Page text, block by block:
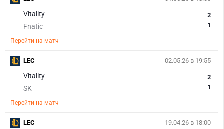
Vitality
Fnatic
2
1
Перейти на матч
02.05.26 в 19:55
Vitality
SK
2
1
Перейти на матч
LEC
19.04.26 в 18:00
LEC